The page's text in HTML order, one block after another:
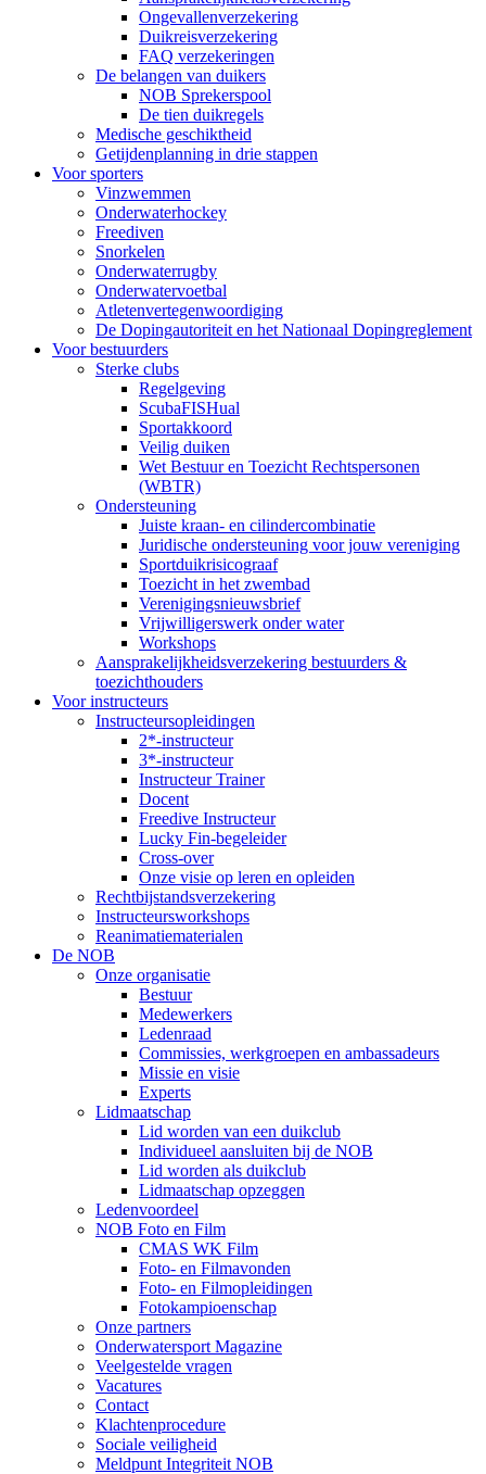
Ongevallenverzekering
Duikreisverzekering
FAQ verzekeringen
De belangen van duikers
NOB Sprekerspool
De tien duikregels
Medische geschiktheid
Getijdenplanning in drie stappen
Voor sporters
Vinzwemmen
Onderwaterhockey
Freediven
Snorkelen
Onderwaterrugby
Onderwatervoetbal
Atletenvertegenwoordiging
De Dopingautoriteit en het Nationaal Dopingreglement
Voor bestuurders
Sterke clubs
Regelgeving
ScubaFISHual
Sportakkoord
Veilig duiken
Wet Bestuur en Toezicht Rechtspersonen
(WBTR)
Ondersteuning
Juiste kraan- en cilindercombinatie
Juridische ondersteuning voor jouw vereniging
Sportduikrisicograaf
Toezicht in het zwembad
Verenigingsnieuwsbrief
Vrijwilligerswerk onder water
Workshops
Aansprakelijkheidsverzekering bestuurders &
toezichthouders
Voor instructeurs
Instructeursopleidingen
2*-instructeur
3*-instructeur
Instructeur Trainer
Docent
Freedive Instructeur
Lucky Fin-begeleider
Cross-over
Onze visie op leren en opleiden
Rechtbijstandsverzekering
Instructeursworkshops
Reanimatiematerialen
De NOB
Onze organisatie
Bestuur
Medewerkers
Ledenraad
Commissies, werkgroepen en ambassadeurs
Missie en visie
Experts
Lidmaatschap
Lid worden van een duikclub
Individueel aansluiten bij de NOB
Lid worden als duikclub
Lidmaatschap opzeggen
Ledenvoordeel
NOB Foto en Film
CMAS WK Film
Foto- en Filmavonden
Foto- en Filmopleidingen
Fotokampioenschap
Onze partners
Onderwatersport Magazine
Veelgestelde vragen
Vacatures
Contact
Klachtenprocedure
Sociale veiligheid
Meldpunt Integriteit NOB